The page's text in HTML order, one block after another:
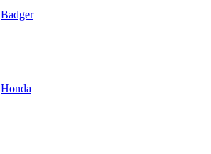
Badger
Honda